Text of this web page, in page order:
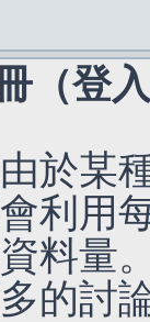
（登
於某
利用
料量
的討